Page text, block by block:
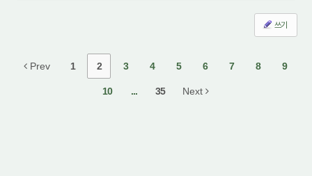
쓰기
Prev 1 2 3 4 5 6 7 8 9
10 ... 35 Next